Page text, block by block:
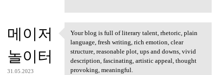
메이저
놀이터
31.05.2023
Your blog is full of literary
Your blog is full of literary talent, rhetoric, plain
language, fresh writing, rich emotion, clear
structure, reasonable plot, ups and downs, vivid
description, fascinating, artistic appeal, thought
provoking, meaningful.